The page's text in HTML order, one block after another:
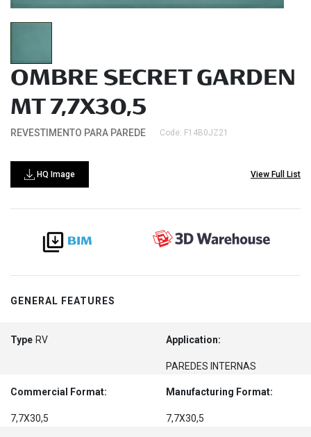
OMBRE SECRET GARDEN
MT 7,7X30,5
REVESTIMENTO PARA PAREDE Code: F14B0JZ21
HQ Image View Full List
GENERAL FEATURES
Type RV Application:
PAREDES INTERNAS
Commercial Format:
7,7X30,5
Manufacturing Format:
7,7X30,5